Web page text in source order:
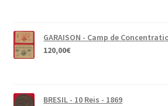
GARAISON - Camp de
120,00€
BRESIL - 10 Reis - 1869